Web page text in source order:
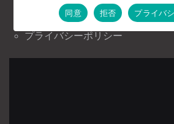
会社案内
お問い合わせ
プライバシーポリシー
同意
拒否 プライバ